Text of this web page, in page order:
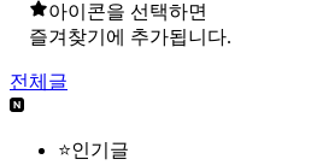
아이콘을 선택하면
즐겨찾기에 추가됩니다.
전체글
⭐인기글